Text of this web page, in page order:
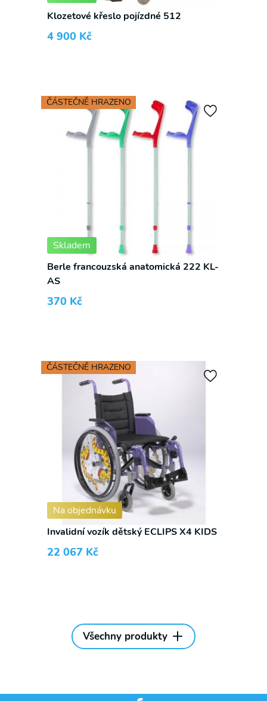
Klozetové křeslo pojízdné 512
4 900 Kč
Skladem
ČÁSTEČNĚ HRAZENO
Berle francouzská anatomická 222 KL-
AS
370 Kč
Na objednávku
ČÁSTEČNĚ HRAZENO
Invalidní vozík dětský ECLIPS X4 KIDS
22 067 Kč
Všechny produkty